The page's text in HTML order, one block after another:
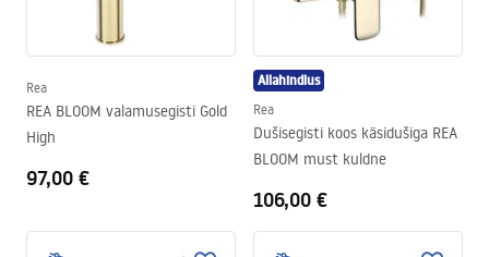
Rea
REA BLOOM valamusegisti Gold
High
97,00 €
Allahindlus
Rea
Dušisegisti koos käsidušiga REA
BLOOM must kuldne
106,00 €